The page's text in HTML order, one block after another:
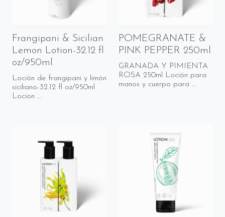
Frangipani & Sicilian
Lemon Lotion-32.12 fl
oz/950ml
Loción de frangipani y limón
siciliano-32.12 fl oz/950ml
Locion ...
POMEGRANATE &
PINK PEPPER 250ml
GRANADA Y PIMIENTA
ROSA 250ml Loción para
manos y cuerpo para ...